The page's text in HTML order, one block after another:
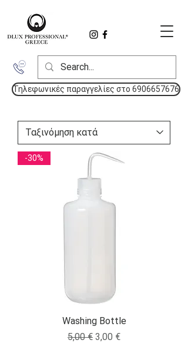
Τηλεφωνικές παραγγελίες στο 6906657676
-30%
Washing Bottle
Κανονική τιμή
5,00 € Τιμή Έκπτωσης
3,00 €